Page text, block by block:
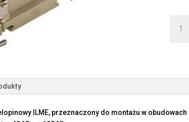
CTSEF
ILME, przeznaczony do montażu w